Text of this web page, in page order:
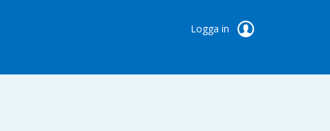
Logga in